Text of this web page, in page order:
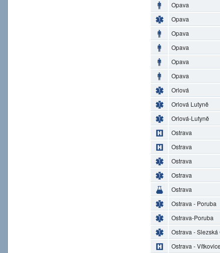
Opava
Opava
Opava
Opava
Opava
Opava
Orlová
Orlová Lutyně
Orlová-Lutyně
Ostrava
Ostrava
Ostrava
Ostrava
Ostrava
Ostrava - Poruba
Ostrava-Poruba
Ostrava - Slezská
Ostrava -